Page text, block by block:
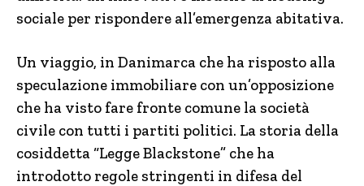
sociale per rispondere all’emergenza abitativa.
Un viaggio, in Danimarca che ha risposto alla
speculazione immobiliare con un’opposizione
che ha visto fare fronte comune la società
civile con tutti i partiti politici. La storia della
cosiddetta “Legge Blackstone” che ha
introdotto regole stringenti in difesa del